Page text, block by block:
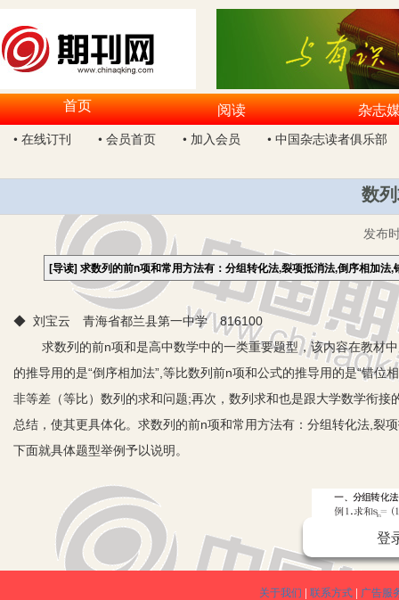
首页 阅读 杂志
• 在线订刊 • 会员首页 • 加入会员 • 中国杂志读者俱乐部
数
发布
[导读]求数列的前n项和常用方法有：分组转化法,裂项抵消法,倒序相加法,
◆ 刘宝云 青海省都兰县第一中学 816100
求数列的前n项和是高中数学中的一类重要题型，该内容在教材中
的推导用的是“倒序相加法”,等比数列前n项和公式的推导用的是“错
非等差（等比）数列的求和问题;再次，数列求和也是跟大学数学衔
总结，使其更具体化。求数列的前n项和常用方法有：分组转化法,裂
下面就具体题型举例予以说明。
登
关于我们 | 联系方式 | 广告服